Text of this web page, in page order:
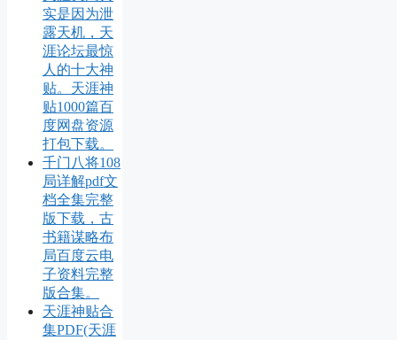
实是因为泄
露天机，天
涯论坛最惊
人的十大神
贴。天涯神
贴1000篇百
度网盘资源
打包下载。
千门八将108
局详解pdf文
档全集完整
版下载，古
书籍谋略布
局百度云电
子资料完整
版合集。
天涯神贴合
集PDF(天涯